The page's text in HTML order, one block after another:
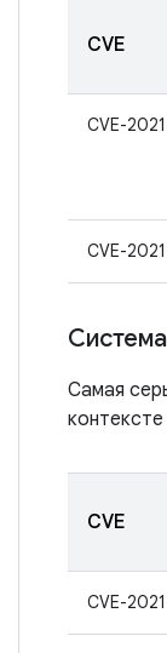
CVE
CVE-
CVE-
Система
Самая
CVE
CVE-